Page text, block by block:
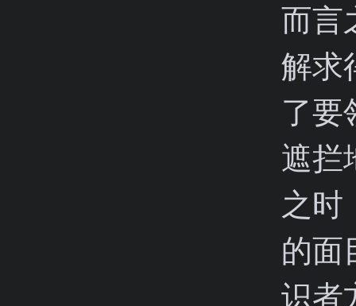
而言
解求
了要
遮拦
之时
的面
识者